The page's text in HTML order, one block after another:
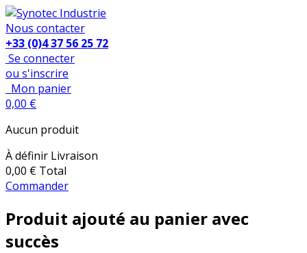
Nous contacter
+33 (0)4 37 56 25 72
Se connecter
ou s'inscrire
Mon panier
0,00 €
Aucun produit
À définir Livraison
0,00 € Total
Commander
Produit ajouté au panier avec
succès